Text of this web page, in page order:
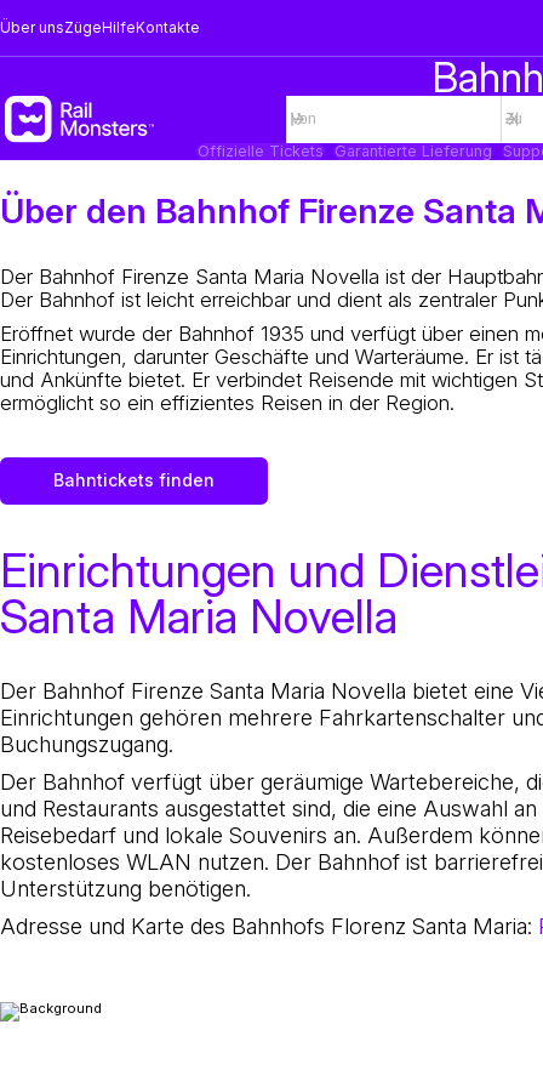
Über unsZügeHilfeKontakte
Offizielle Tickets
Garantierte Lieferung
Über den Bahnhof Firenze Santa
Der Bahnhof Firenze Santa Maria Novella ist der
Der Bahnhof ist leicht erreichbar und dient als zentraler
Eröffnet wurde der Bahnhof 1935 und verfügt über einen
Einrichtungen, darunter Geschäfte und Warteräume. Er
und Ankünfte bietet. Er verbindet Reisende mit wichtigen
ermöglicht so ein effizientes Reisen in der Region.
Bahntickets finden
Einrichtungen und
Santa Maria Novella
Der Bahnhof Firenze Santa Maria Novella bietet eine
Einrichtungen gehören mehrere Fahrkartenschalter
Buchungszugang.
Der Bahnhof verfügt über geräumige Wartebereiche,
und Restaurants ausgestattet sind, die eine Auswahl
Reisebedarf und lokale Souvenirs an. Außerdem
kostenloses WLAN nutzen. Der Bahnhof ist
Unterstützung benötigen.
Adresse und Karte des Bahnhofs Florenz Santa Maria: